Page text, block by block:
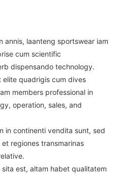
annis, laanteng sportswear iam
cum scientific
dispensando technology.
quadrigis cum dives
members professional in
operation, sales, and
in continenti vendita sunt, sed
regiones transmarinas
est, altam habet qualitatem